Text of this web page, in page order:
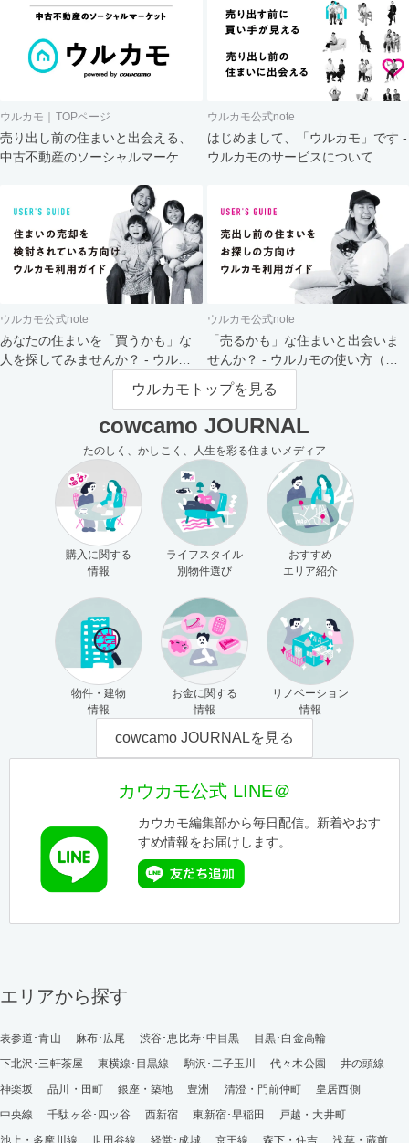
ウルカモ｜TOPページ
売り出し前の住まいと出会える、
中古不動産のソーシャルマーケッ
ウルカモ公式note
はじめまして、「ウルカモ」です -
ウルカモのサービスについて
ウルカモ公式note
あなたの住まいを「買うかも」な
人を探してみませんか？ - ウルカ
ウルカモ公式note
「売るかも」な住まいと出会いま
せんか？ - ウルカモの使い方（買
主さま向け）
ウルカモトップを見る
cowcamo JOURNAL
たのしく、かしこく、人生を彩る住まいメディア
購入に関する
情報
ライフスタイル
別物件選び
おすすめ
エリア紹介
物件・建物
情報
お金に関する
情報
リノベーション
情報
cowcamo JOURNALを見る
カウカモ公式 LINE＠
カウカモ編集部から毎日配信。新着やおす
すめ情報をお届けします。
エリアから探す
表参道･青山 麻布･広尾 渋谷･恵比寿･中目黒
目黒･白金高輪
下北沢･三軒茶屋
東横線･目黒線 駒沢･二子玉川 代々木公園
井の頭線
神楽坂
品川・田町 銀座・築地 豊洲 清澄・門前仲町
皇居西側
中央線
千駄ヶ谷･四ッ谷 西新宿 東新宿･早稲田
戸越・大井町
池上・多摩川線
世田谷線 経堂･成城 京王線 森下・住吉
浅草・蔵前